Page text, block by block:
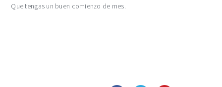
Que tengas un buen comienzo de mes.